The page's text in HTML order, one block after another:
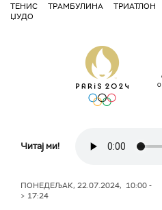
ТЕНИС
ТРАМБУЛИНА ТРИАТЛОН
ЏУДО
Читај ми!
ПОНЕДЕЉАК, 22.07.2024, 10:00 -
> 17:24